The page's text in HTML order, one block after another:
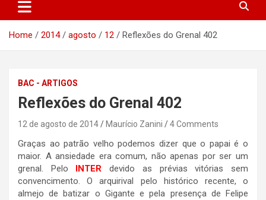
Home 2014 agosto 12 Reflexões do Grenal 402
BAC - ARTIGOS
Reflexões do Grenal 402
12 de agosto de 2014 Maurício Zanini 4 Comments
Graças ao patrão velho podemos dizer que o papai é o
maior. A ansiedade era comum, não apenas por ser um
grenal. Pelo INTER devido as prévias vitórias sem
convencimento. O arquirival pelo histórico recente, o
almejo de batizar o Gigante e pela presença de Felipe